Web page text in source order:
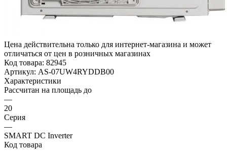
Цена действительна только для интернет-магазина и может
отличаться от цен в розничных магазинах
Код товара: 82945
Артикул: AS-07UW4RYDDB00
Характеристики
Рассчитан на площадь до
—
20
Серия
—
SMART DC Inverter
Код товара